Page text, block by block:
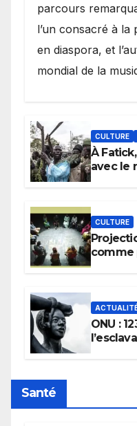
parcours
l’un consacré à
en diaspora, et
mondial de la
CULTURE
À
avec le
CULTURE
comme
ONU :
Santé